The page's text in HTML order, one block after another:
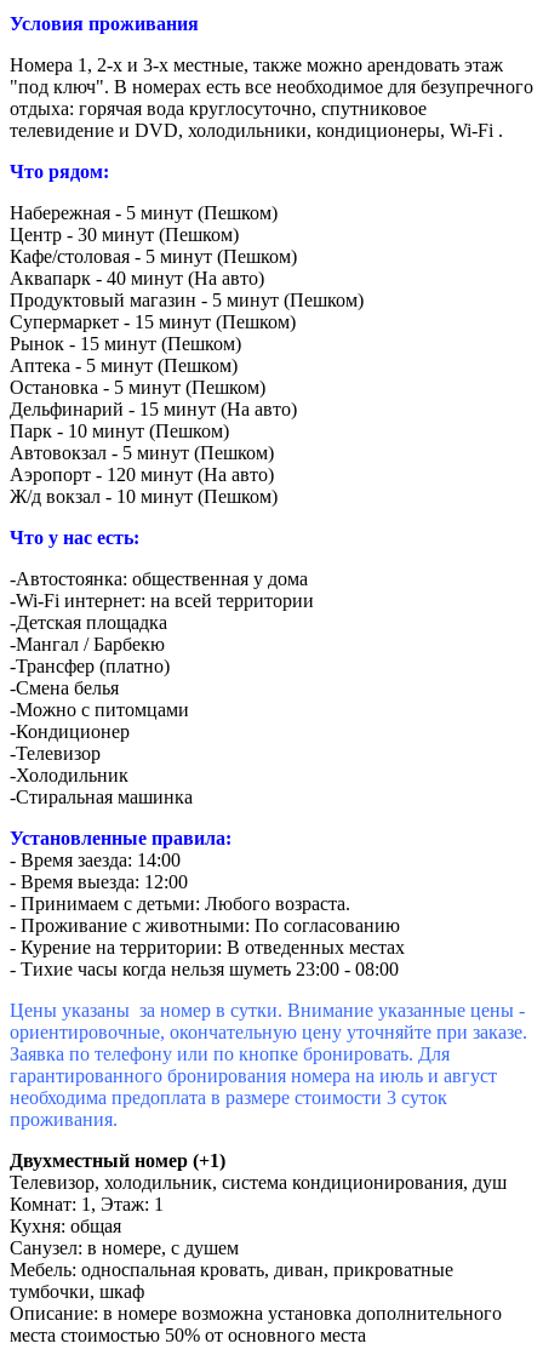
Условия проживания
Номера 1, 2-х и 3-х местные, также можно арендовать этаж
"под ключ". В номерах есть все необходимое для безупречного
отдыха: горячая вода круглосуточно, спутниковое
телевидение и DVD, холодильники, кондиционеры, Wi-Fi .
Что рядом:
Набережная - 5 минут (Пешком)
Центр - 30 минут (Пешком)
Кафе/столовая - 5 минут (Пешком)
Аквапарк - 40 минут (На авто)
Продуктовый магазин - 5 минут (Пешком)
Супермаркет - 15 минут (Пешком)
Рынок - 15 минут (Пешком)
Аптека - 5 минут (Пешком)
Остановка - 5 минут (Пешком)
Дельфинарий - 15 минут (На авто)
Парк - 10 минут (Пешком)
Автовокзал - 5 минут (Пешком)
Аэропорт - 120 минут (На авто)
Ж/д вокзал - 10 минут (Пешком)
Что у нас есть:
-Автостоянка: общественная у дома
-Wi-Fi интернет: на всей территории
-Детская площадка
-Мангал / Барбекю
-Трансфер (платно)
-Смена белья
-Можно с питомцами
-Кондиционер
-Телевизор
-Холодильник
-Стиральная машинка
Установленные правила:
- Время заезда: 14:00
- Время выезда: 12:00
- Принимаем с детьми: Любого возраста.
- Проживание с животными: По согласованию
- Курение на территории: В отведенных местах
- Тихие часы когда нельзя шуметь 23:00 - 08:00
Цены указаны за номер в сутки. Внимание указанные цены -
ориентировочные, окончательную цену уточняйте при заказе.
Заявка по телефону или по кнопке бронировать. Для
гарантированного бронирования номера на июль и август
необходима предоплата в размере стоимости 3 суток
проживания.
Двухместный номер (+1)
Телевизор, холодильник, система кондиционирования, душ
Комнат: 1, Этаж: 1
Кухня: общая
Санузел: в номере, с душем
Мебель: односпальная кровать, диван, прикроватные
тумбочки, шкаф
Описание: в номере возможна установка дополнительного
места стоимостью 50% от основного места